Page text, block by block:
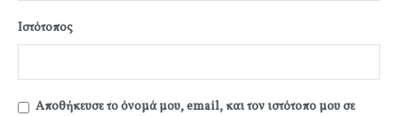
Ιστότοπος
Αποθήκευσε το όνομά μου, email, και τον ιστότοπο μου σε